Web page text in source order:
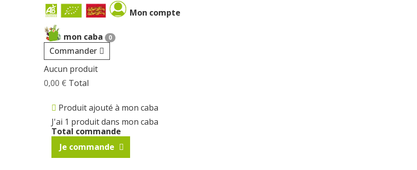
Mon compte
mon caba 0
Commander
Aucun produit
0,00 € Total
Produit ajouté à mon caba
J'ai 1 produit dans mon caba
Total commande
Je commande
Cookies management panel